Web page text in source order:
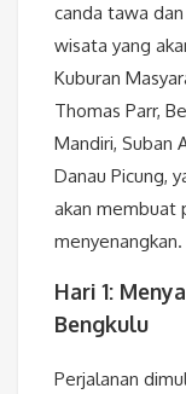
canda tawa
wisata yang
Kuburan
Thomas Parr,
Mandiri, Suban
Danau Picung,
akan membuat
menyenangkan.
Hari 1:
Bengkulu
Perjalanan